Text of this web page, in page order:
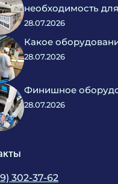
необходимость
28.07.2026
Какое
28.07.2026
Финишное
28.07.2026
302-37-62